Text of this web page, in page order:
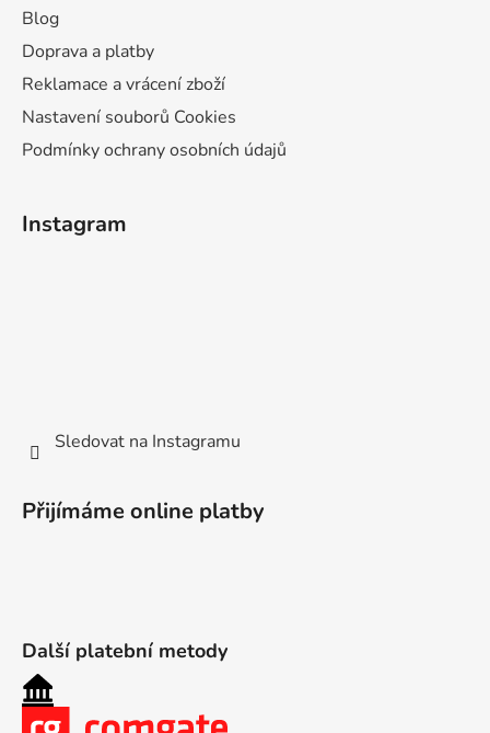
Blog
Doprava a platby
Reklamace a vrácení zboží
Nastavení souborů Cookies
Podmínky ochrany osobních údajů
Instagram
Sledovat na Instagramu
Přijímáme online platby
Další platební metody